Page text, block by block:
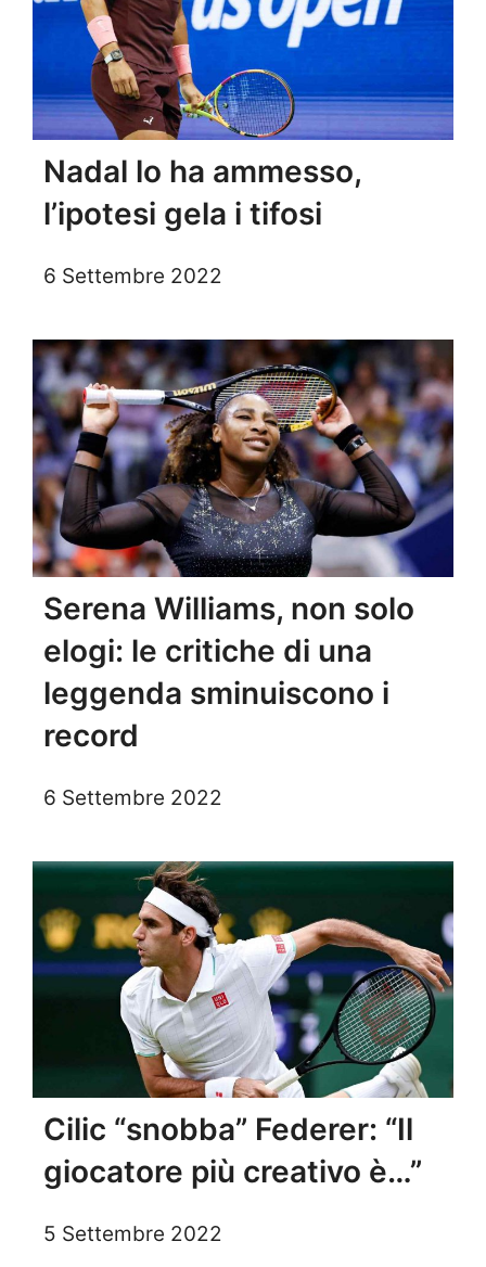
Nadal lo ha ammesso,
l’ipotesi gela i tifosi
6 Settembre 2022
Serena Williams, non solo
elogi: le critiche di una
leggenda sminuiscono i
record
6 Settembre 2022
Cilic “snobba” Federer: “Il
giocatore più creativo è…”
5 Settembre 2022